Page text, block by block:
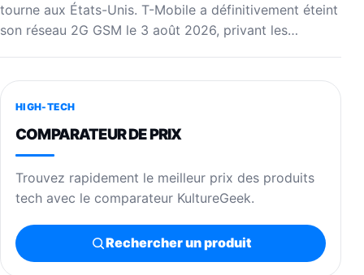
tourne aux États-Unis. T-Mobile a définitivement éteint
son réseau 2G GSM le 3 août 2026, privant les…
HIGH-TECH
COMPARATEUR DE PRIX
Trouvez rapidement le meilleur prix des produits
tech avec le comparateur KultureGeek.
Rechercher un produit